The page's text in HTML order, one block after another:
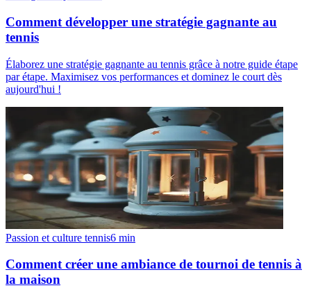
Comment développer une stratégie gagnante au
tennis
Élaborez une stratégie gagnante au tennis grâce à notre guide étape
par étape. Maximisez vos performances et dominez le court dès
aujourd'hui !
Passion et culture tennis6 min
Comment créer une ambiance de tournoi de tennis à
la maison